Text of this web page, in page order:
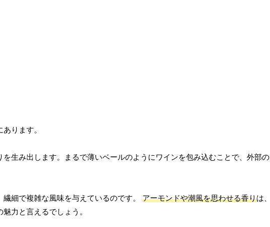
あります。
生み出します。まるで薄いベールのようにワインを包み込むことで、外部の
細で複雑な風味を与えているのです。 アーモンドや潮風を思わせる香りは、
力と言えるでしょう。